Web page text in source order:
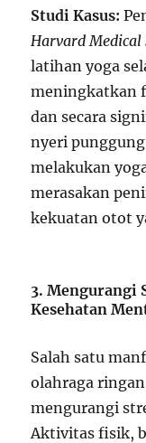
Studi Kasus:
Harvard Medical
latihan yoga
meningkatkan
dan secara
nyeri
melakukan
merasakan
kekuatan otot
3. Mengurangi
Kesehatan
Salah satu
olahraga
mengurangi
Aktivitas fisik,